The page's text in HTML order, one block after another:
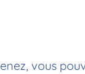
vous